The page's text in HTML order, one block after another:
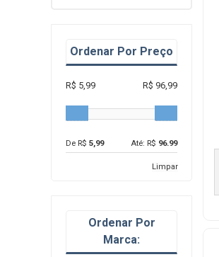
Ordenar Por Preço
R$ 5,99 R$ 96,99
De R$ 5,99 Até: R$ 96.99
Limpar
Ordenar Por
Marca: